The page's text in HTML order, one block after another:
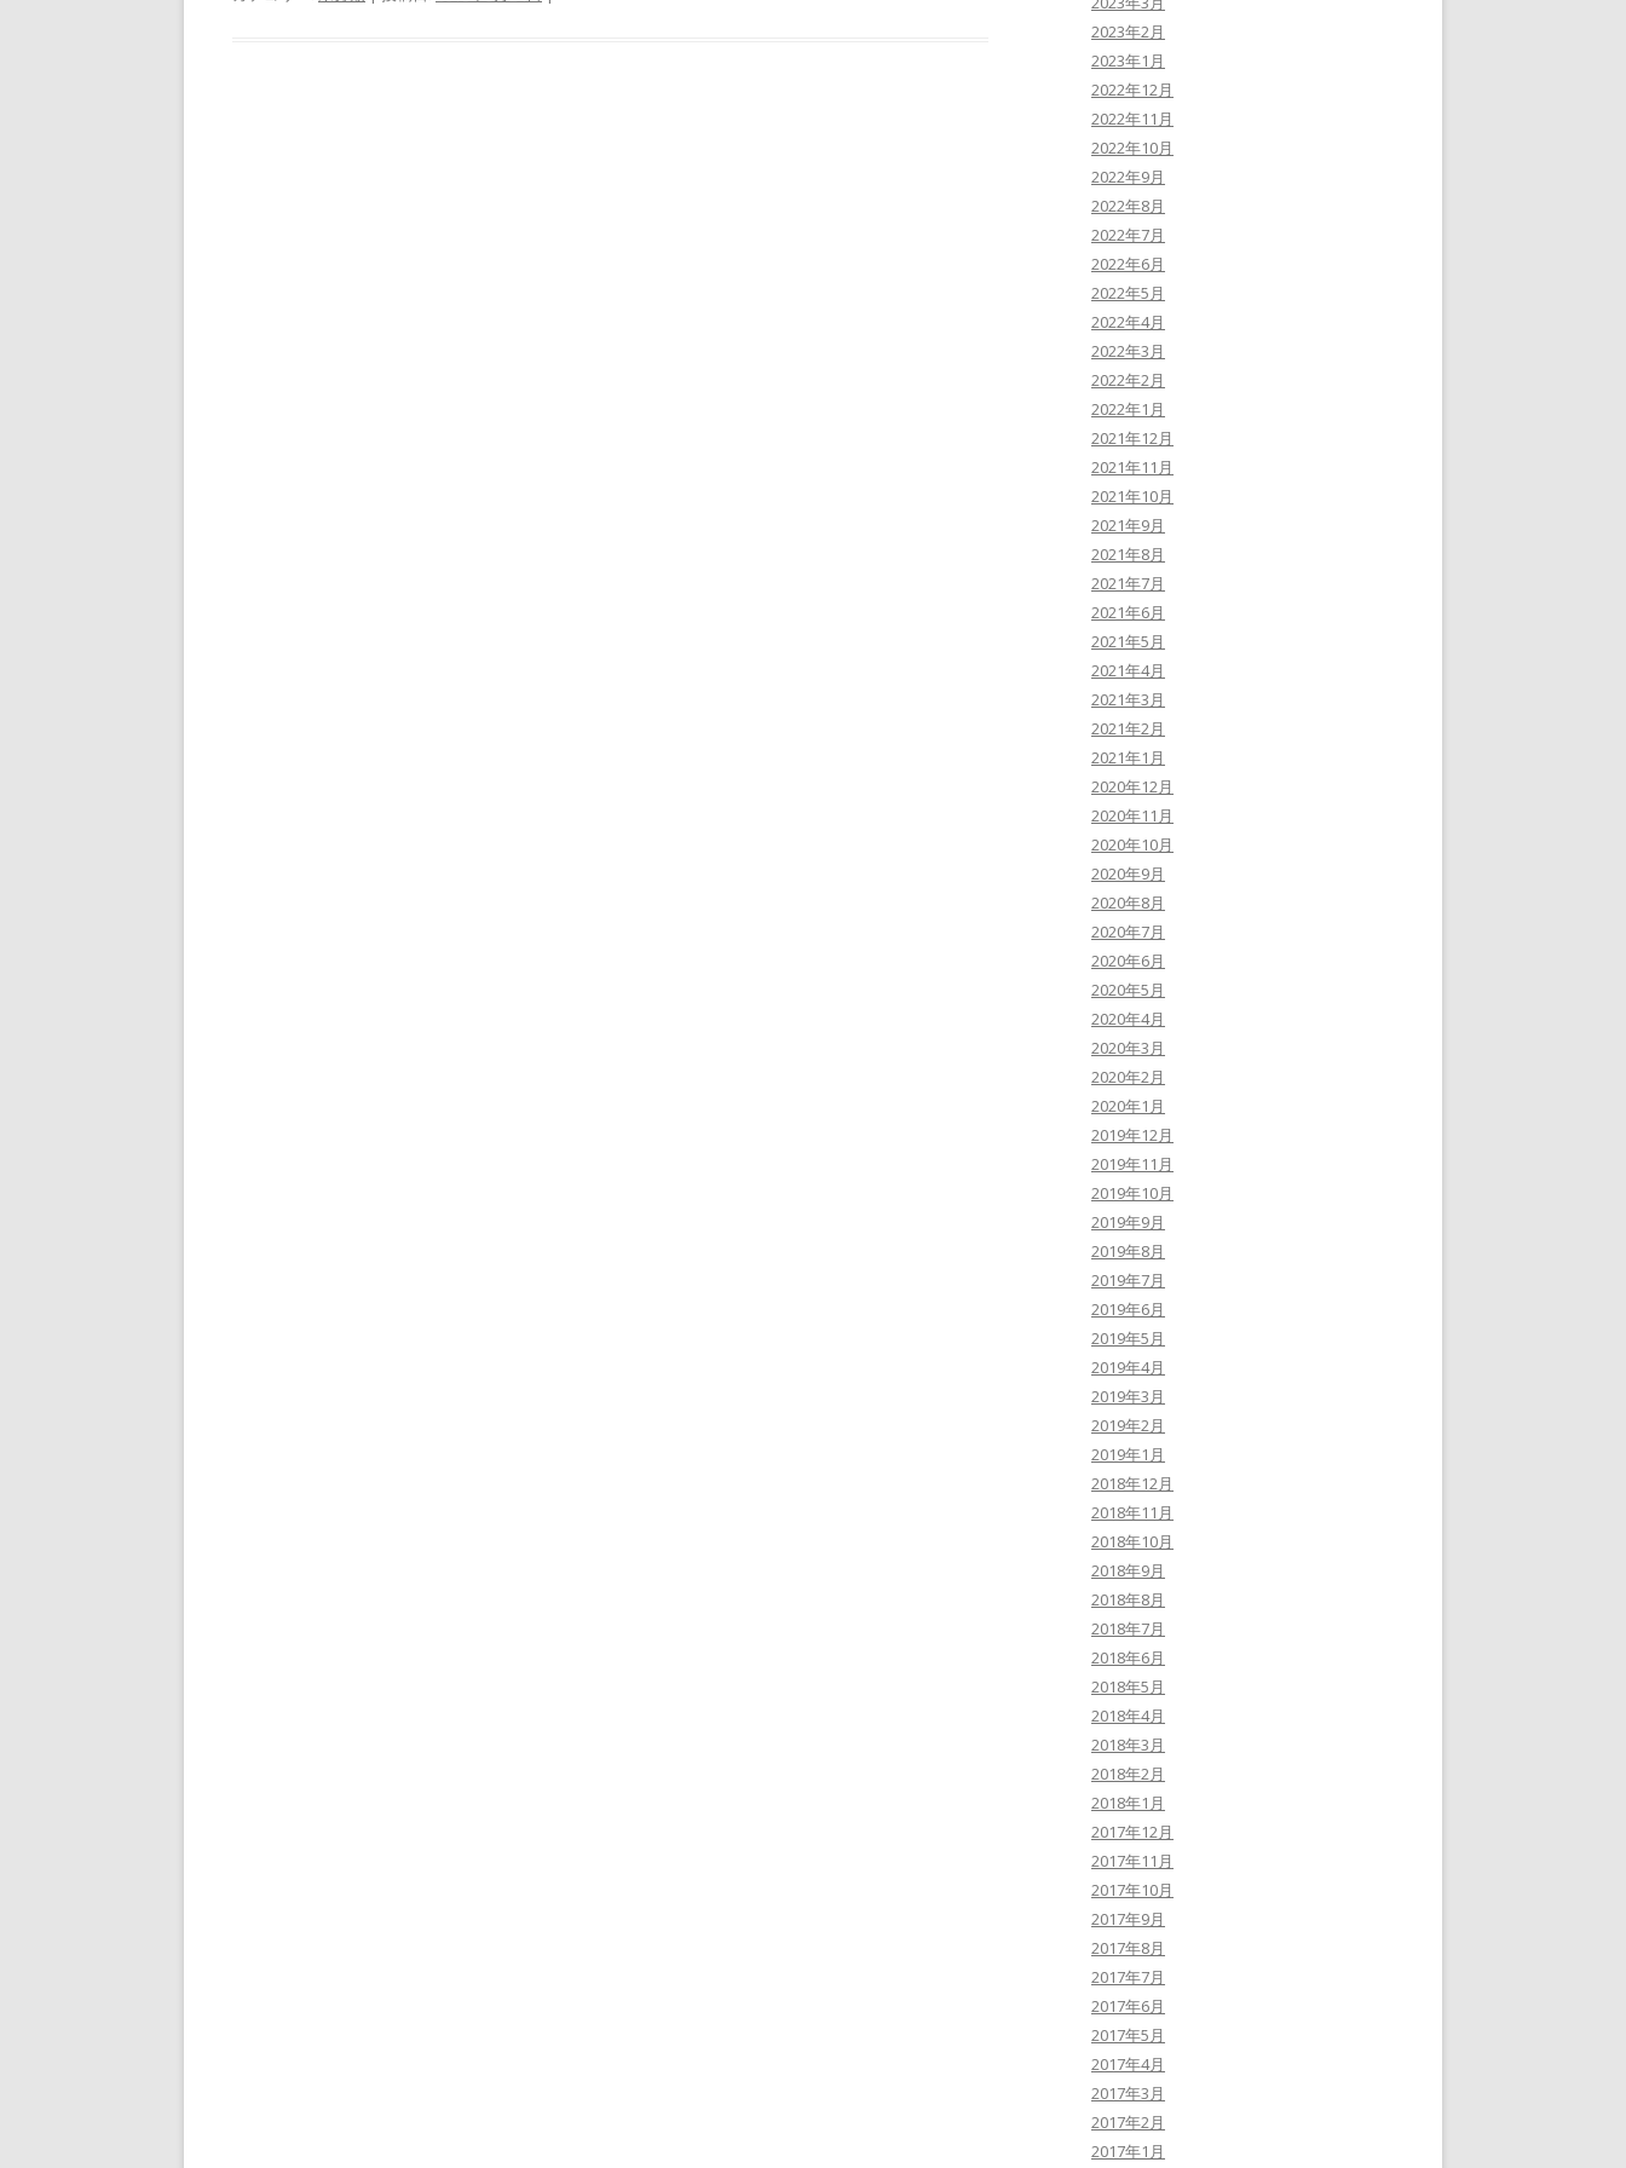
2023年2月
2023年1月
2022年12月
2022年11月
2022年10月
2022年9月
2022年8月
2022年7月
2022年6月
2022年5月
2022年4月
2022年3月
2022年2月
2022年1月
2021年12月
2021年11月
2021年10月
2021年9月
2021年8月
2021年7月
2021年6月
2021年5月
2021年4月
2021年3月
2021年2月
2021年1月
2020年12月
2020年11月
2020年10月
2020年9月
2020年8月
2020年7月
2020年6月
2020年5月
2020年4月
2020年3月
2020年2月
2020年1月
2019年12月
2019年11月
2019年10月
2019年9月
2019年8月
2019年7月
2019年6月
2019年5月
2019年4月
2019年3月
2019年2月
2019年1月
2018年12月
2018年11月
2018年10月
2018年9月
2018年8月
2018年7月
2018年6月
2018年5月
2018年4月
2018年3月
2018年2月
2018年1月
2017年12月
2017年11月
2017年10月
2017年9月
2017年8月
2017年7月
2017年6月
2017年5月
2017年4月
2017年3月
2017年2月
2017年1月